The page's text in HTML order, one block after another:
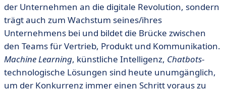
der Unternehmen an die digitale Revolution, sondern
trägt auch zum Wachstum seines/ihres
Unternehmens bei und bildet die Brücke zwischen
den Teams für Vertrieb, Produkt und Kommunikation.
Machine Learning, künstliche Intelligenz, Chatbots-
technologische Lösungen sind heute unumgänglich,
um der Konkurrenz immer einen Schritt voraus zu